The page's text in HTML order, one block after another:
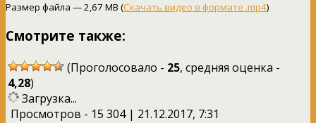
Размер файла — 2,67 MB (Скачать видео в формате .mp4)
Смотрите также:
(Проголосовало - 25, средняя оценка -
4,28)
Загрузка...
Просмотров - 15 304 | 21.12.2017, 7:31